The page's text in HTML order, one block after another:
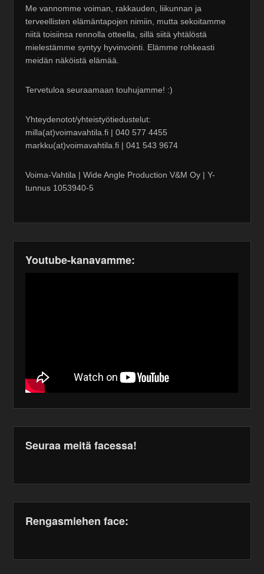
Me vannomme voiman, rakkauden, liikunnan ja
terveellisten elämäntapojen nimiin, mutta sekoitamme
niitä toisiinsa rennolla otteella, sillä siitä yhtälöstä
mielestämme syntyy hyvinvointi. Elämme rohkeasti
meidän näköistä elämää.
Tervetuloa seuraamaan touhujamme! :)
Yhteydenotot/yhteistyötiedustelut:
milla(at)voimavahtila.fi | 040 577 4455
markku(at)voimavahtila.fi | 041 543 9674
Voima-Vahtila | Wide Angle Production V&M Oy | Y-
tunnus 1053940-5
Youtube-kanavamme:
Seuraa meitä facessa!
Rengasmiehen face: